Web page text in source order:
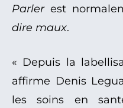
Parlerest
dire maux.
« Depuis la
affirme Denis
les soins en